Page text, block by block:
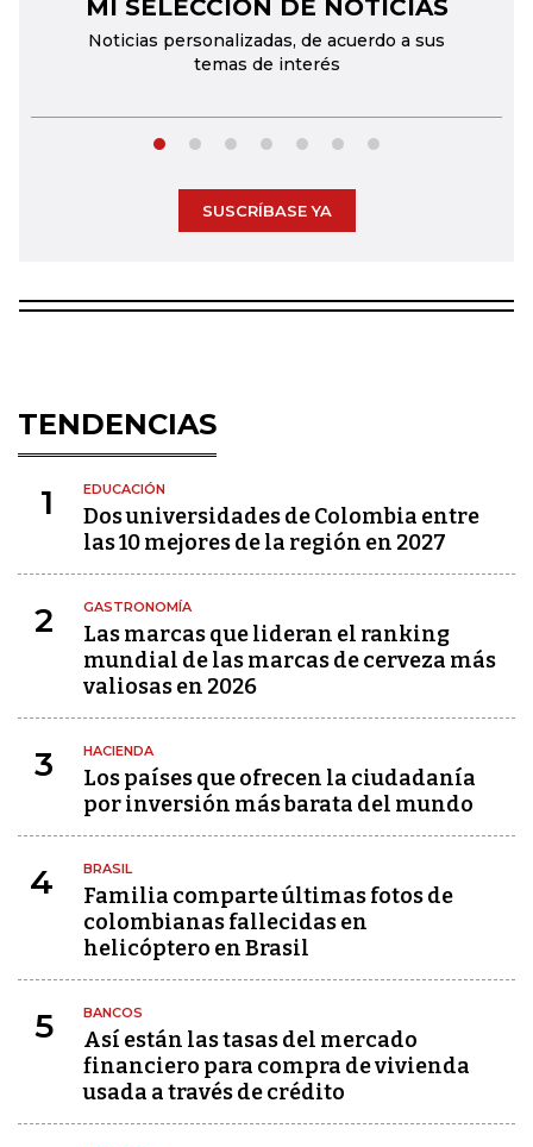
MI SELECCIÓN DE NOTICIAS
Noticias personalizadas, de acuerdo a sus
temas de interés
SUSCRÍBASE YA
TENDENCIAS
1 EDUCACIÓN
Dos universidades de Colombia entre
las 10 mejores de la región en 2027
2 GASTRONOMÍA
Las marcas que lideran el ranking
mundial de las marcas de cerveza más
valiosas en 2026
3 HACIENDA
Los países que ofrecen la ciudadanía
por inversión más barata del mundo
4 BRASIL
Familia comparte últimas fotos de
colombianas fallecidas en
helicóptero en Brasil
5 BANCOS
Así están las tasas del mercado
financiero para compra de vivienda
usada a través de crédito